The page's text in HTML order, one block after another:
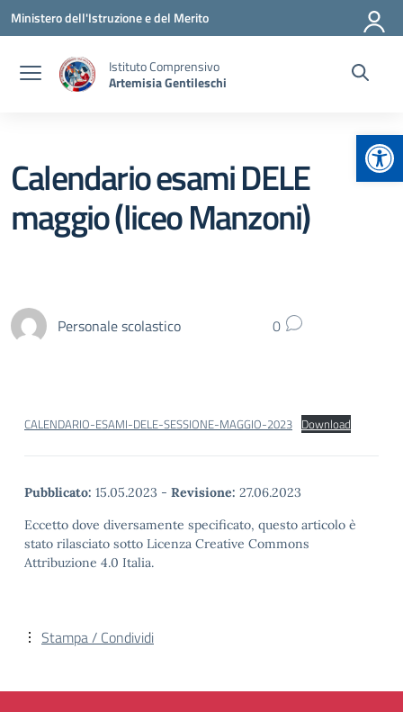
Vai ai contenuti
Vai al menu di navigazione
Vai al footer
Ministero dell'Istruzione e del Merito
Istituto Comprensivo
Artemisia Gentileschi
Calendario esami DELE
maggio (liceo Manzoni)
Personale scolastico 0
CALENDARIO-ESAMI-DELE-SESSIONE-MAGGIO-2023 Download
Pubblicato: 15.05.2023 - Revisione: 27.06.2023
Eccetto dove diversamente specificato, questo articolo è
stato rilasciato sotto Licenza Creative Commons
Attribuzione 4.0 Italia.
Stampa / Condividi